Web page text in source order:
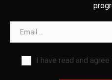
I have read and agree